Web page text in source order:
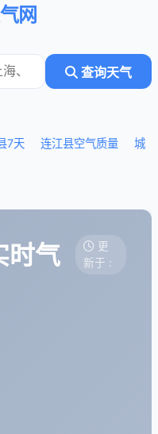
网
查询天气
7天 连江县空气质量
城
时气
更
新于 :